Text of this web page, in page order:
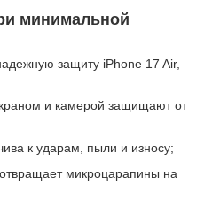
минимальной
защиту iPhone 17 Air,
и камерой защищают от
к ударам, пыли и износу;
микроцарапины на